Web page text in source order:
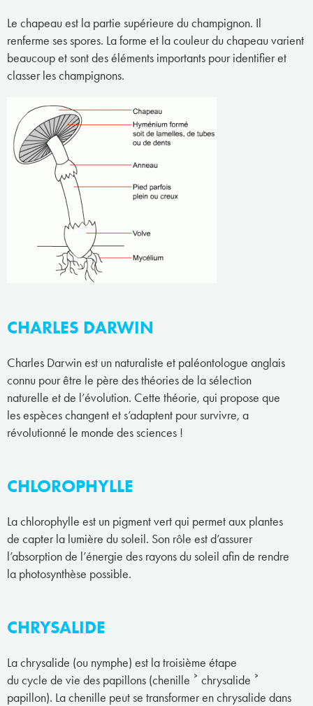
Le chapeau est la partie supérieure du champignon. Il
renferme ses spores. La forme et la couleur du chapeau varient
beaucoup et sont des éléments importants pour identifier et
classer les champignons.
CHARLES DARWIN
Charles Darwin est un naturaliste et paléontologue anglais
connu pour être le père des théories de la sélection
naturelle et de l’évolution. Cette théorie, qui propose que
les espèces changent et s’adaptent pour survivre, a
révolutionné le monde des sciences !
CHLOROPHYLLE
La chlorophylle est un pigment vert qui permet aux plantes
de capter la lumière du soleil. Son rôle est d’assurer
l’absorption de l’énergie des rayons du soleil afin de rendre
la photosynthèse possible.
CHRYSALIDE
La chrysalide (ou nymphe) est la troisième étape
du cycle de vie des papillons (chenille ˃ chrysalide ˃
papillon). La chenille peut se transformer en chrysalide dans